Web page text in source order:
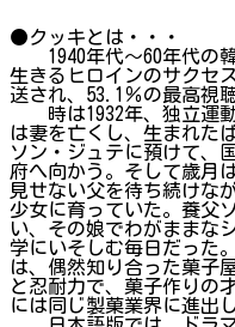
●クッキとは・・・
1940年代～60年代の韓
生きるヒロインのサクセ
送され、53.1％の最高視
時は1932年、独立運動
は妻を亡くし、生まれた
ソン・ジュテに預けて、
府へ向かう。そして歳月
見せない父を待ち続けな
少女に育っていた。養父
い、その娘でわがままな
学にいそしむ毎日だった
は、偶然知り合った菓子
と忍耐力で、菓子作りの
には同じ製菓業界に進出